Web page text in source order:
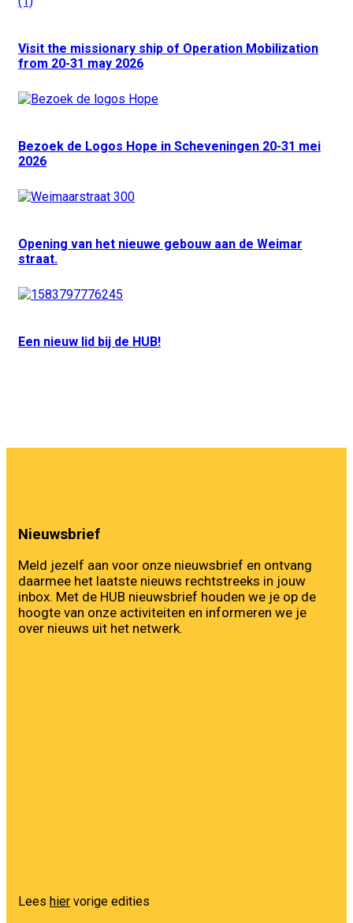
Visit the missionary ship of Operation Mobilization
from 20-31 may 2026
Bezoek de Logos Hope in Scheveningen 20-31 mei
2026
Opening van het nieuwe gebouw aan de Weimar
straat.
Een nieuw lid bij de HUB!
Nieuwsbrief
Meld jezelf aan voor onze nieuwsbrief en ontvang
daarmee het laatste nieuws rechtstreeks in jouw
inbox. Met de HUB nieuwsbrief houden we je op de
hoogte van onze activiteiten en informeren we je
over nieuws uit het netwerk.
Lees hier vorige edities